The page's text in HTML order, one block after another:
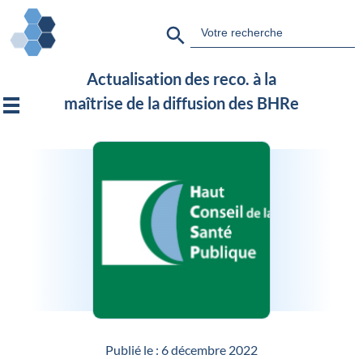
for:
Actualisation des reco. à la
maîtrise de la diffusion des BHRe
Publié le : 6 décembre 2022